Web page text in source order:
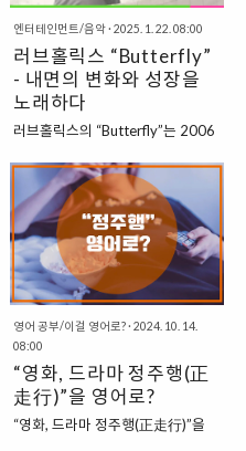
다. 영화 속 의미 비긴 어게인에서
“Lost Stars”는 그레타(키이라 나이
틀리)와 댄(마크 러팔로)의 복잡한
감정선과 개인적인 갈등을 상징하
는 노래로 등장한다. 두 주인공은 음
악을 통해 서로를 이해하고 치유하
는 과정을 겪는데, 이 곡은 그들이
마주한 삶의 어려움과 그로 인해 상
실된 꿈을 다룬다. 그레타와 댄은 현
실의 벽에 부딪히며 고군분투하지
만, 음악을 통해 다시 시작할 희망을
찾는다. 이 곡은 그러한 희망..
엔터테인먼트/음악· 2025. 1. 22. 08:00
러브홀릭스 “Butterfly”
- 내면의 변화와 성장을
노래하다
러브홀릭스의 “Butterfly”는 2006
수록된 곡으로, 그들의 특유의 감성
적인 사운드와 섬세한 가사가 돋보
이는 작품이다. 이 곡은 한 사람의
내면적인 변화와 성장을 그린 이야
기로, 마치 나비처럼 변해가는 자신
을 비유하며 새로운 시작을 향한 희
망과 결단을 전한다. 러브홀릭스는
이 곡을 통해 삶에서 겪는 갈등과 변
화를 다루며, 그 과정에서 찾을 수
있는 힘과 희망을 노래한
다. “Butterfly: 내면의 변화와 성장
의 상징” “Butterfly”는 곡 제목처
영어 공부/이걸 영어로?· 2024. 10. 14.
08:00
“영화, 드라마 정주행(正
走行)”을 영어로?
“영화, 드라마 정주행(正走行)”을